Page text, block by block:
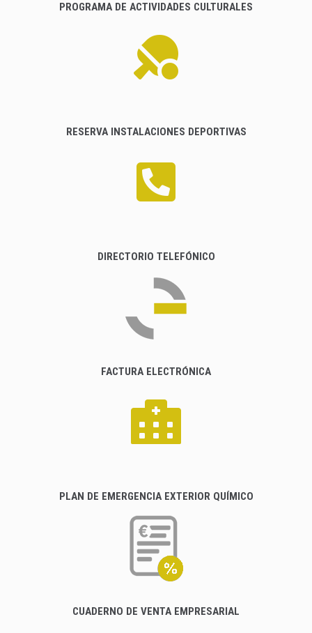
PROGRAMA DE ACTIVIDADES CULTURALES
RESERVA INSTALACIONES DEPORTIVAS
DIRECTORIO TELEFÓNICO
FACTURA ELECTRÓNICA
PLAN DE EMERGENCIA EXTERIOR QUÍMICO
CUADERNO DE VENTA EMPRESARIAL